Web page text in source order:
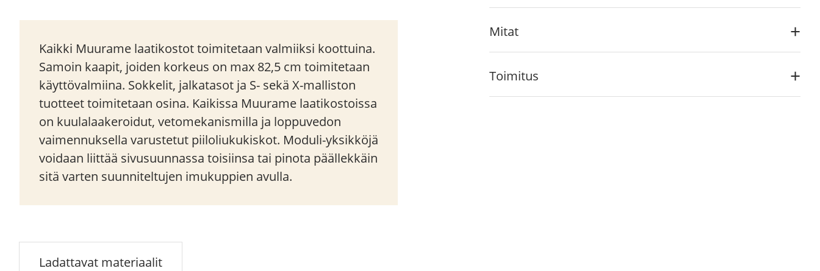
Kaikki Muurame laatikostot toimitetaan valmiiksi koottuina.
Samoin kaapit, joiden korkeus on max 82,5 cm toimitetaan
käyttövalmiina. Sokkelit, jalkatasot ja S- sekä X-malliston
tuotteet toimitetaan osina. Kaikissa Muurame laatikostoissa
on kuulalaakeroidut, vetomekanismilla ja loppuvedon
vaimennuksella varustetut piiloliukukiskot. Moduli-yksikköjä
voidaan liittää sivusuunnassa toisiinsa tai pinota päällekkäin
sitä varten suunniteltujen imukuppien avulla.
Mitat
Toimitus
Ladattavat materiaalit